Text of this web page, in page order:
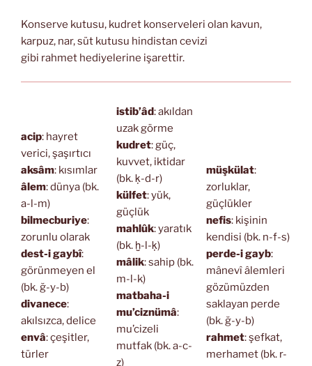
Konserve kutusu, kudret konserveleri olan kavun,
karpuz, nar, süt kutusu hindistan cevizi
gibi rahmet hediyelerine işarettir.
acip: hayret
verici, şaşırtıcı
aksâm: kısımlar
âlem: dünya (bk.
a-l-m)
bilmecburiye:
zorunlu olarak
dest-i gaybî:
görünmeyen el
(bk. ğ-y-b)
divanece:
akılsızca, delice
envâ: çeşitler,
türler
istib’âd: akıldan
uzak görme
kudret: güç,
kuvvet, iktidar
(bk. ḳ-d-r)
külfet: yük,
güçlük
mahlûk: yaratık
(bk. ḫ-l-ḳ)
mâlik: sahip (bk.
m-l-k)
matbaha-i
mu’ciznümâ:
mu’cizeli
mutfak (bk. a-c-
z)
müşkülat:
zorluklar,
güçlükler
nefis: kişinin
kendisi (bk. n-f-s)
perde-i gayb:
mânevî âlemleri
gözümüzden
saklayan perde
(bk. ğ-y-b)
rahmet: şefkat,
merhamet (bk. r-